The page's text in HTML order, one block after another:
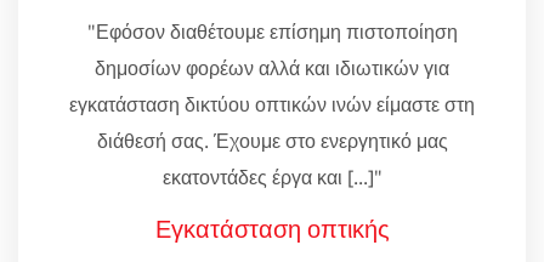
"Εφόσον διαθέτουμε επίσημη πιστοποίηση
δημοσίων φορέων αλλά και ιδιωτικών για
εγκατάσταση δικτύου οπτικών ινών είμαστε στη
διάθεσή σας. Έχουμε στο ενεργητικό μας
εκατοντάδες έργα και [...]"
Εγκατάσταση οπτικής